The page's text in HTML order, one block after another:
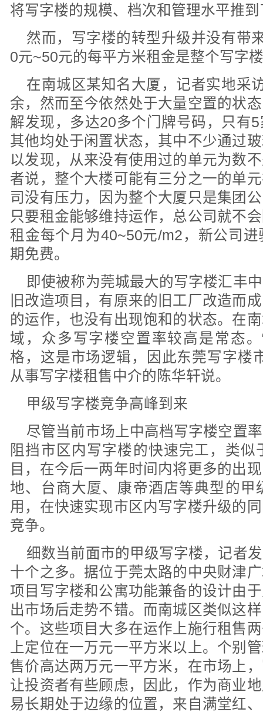
将写字楼的规模、档次和管理水平推
然而，写字楼的转型升级并没有带
0元~50元的每平方米租金是整个写字
在南城区某知名大厦，记者实地采
余，然而至今依然处于大量空置的状
解发现，多达20多个门牌号码，只有
其他均处于闲置状态，其中不少通过
以发现，从来没有使用过的单元为数
者说，整个大楼可能有三分之一的单
司没有压力，因为整个大厦只是集团
只要租金能够维持运作，总公司就不
租金每个月为40~50元/m2，新公司
期免费。
即使被称为莞城最大的写字楼汇丰
旧改造项目，有原来的旧工厂改造而
的运作，也没有出现饱和的状态。在
域，众多写字楼空置率较高是常态
格，这是市场逻辑，因此东莞写字楼
从事写字楼租售中介的陈华轩说。
甲级写字楼竞争高峰到来
尽管当前市场上中高档写字楼空置
阻挡市区内写字楼的快速完工，类
目，在今后一两年时间内将更多的出
地、台商大厦、康帝酒店等典型的甲
用，在快速实现市区内写字楼升级的
竞争。
细数当前面市的甲级写字楼，记者
十个之多。据位于莞太路的中央财津
项目写字楼和公寓功能兼备的设计由
出市场后走势不错。而南城区类似这
个。这些项目大多在运作上施行租售
上定位在一万元一平方米以上。个别
售价高达两万元一平方米，在市场上
让投资者有些顾虑，因此，作为商业
易长期处于边缘的位置，来自满堂红